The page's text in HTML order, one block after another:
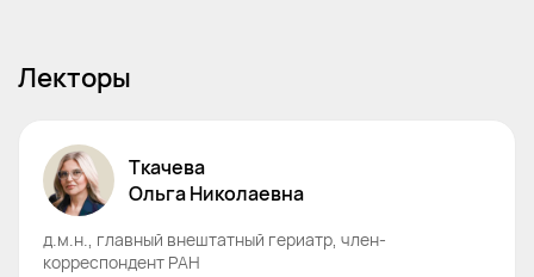
Лекторы
Ткачева
ОльгаНиколаевна
д.м.н., главный внештатный гериатр, член-
корреспондент РАН